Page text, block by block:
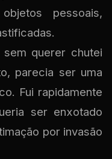
pessoais,
querer chutei
parecia ser uma
Fui rapidamente
ser enxotado
por invasão